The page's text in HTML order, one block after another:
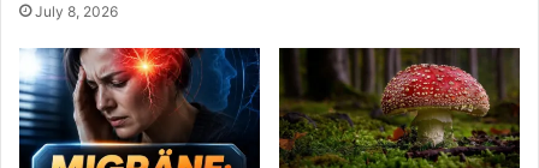
July 8, 2026